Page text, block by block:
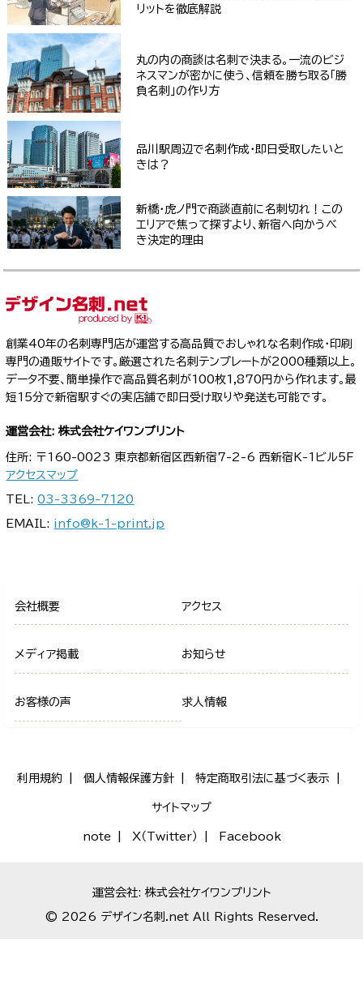
リットを徹底解説
丸の内の商談は名刺で決まる。一流のビジ
ネスマンが密かに使う、信頼を勝ち取る「勝
負名刺」の作り方
品川駅周辺で名刺作成・即日受取したいと
きは？
新橋・虎ノ門で商談直前に名刺切れ！この
エリアで焦って探すより、新宿へ向かうべ
き決定的理由
創業40年の名刺専門店が運営する高品質でおしゃれな名刺作成・印刷
専門の通販サイトです。厳選された名刺テンプレートが2000種類以上。
データ不要、簡単操作で高品質名刺が100枚1,870円から作れます。最
短15分で新宿駅すぐの実店舗で即日受け取りや発送も可能です。
運営会社: 株式会社ケイワンプリント
住所: 〒160-0023 東京都新宿区西新宿7-2-6 西新宿K-1ビル5F
アクセスマップ
TEL:03-3369-7120
EMAIL: info@k-1-print.jp
会社概要 アクセス
メディア掲載 お知らせ
お客様の声 求人情報
利用規約 個人情報保護方針 特定商取引法に基づく表示
サイトマップ
note X（Twitter） Facebook
運営会社: 株式会社ケイワンプリント
© 2026 デザイン名刺.net All Rights Reserved.